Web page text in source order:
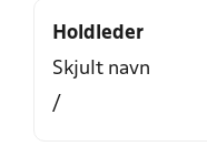
Holdleder
Skjult navn
/